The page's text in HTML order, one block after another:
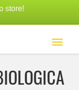
store!